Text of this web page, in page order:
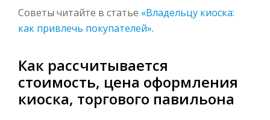
Советы читайте в статье «Владельцу киоска:
как привлечь покупателей».
Как рассчитывается
стоимость, цена оформления
киоска, торгового павильона